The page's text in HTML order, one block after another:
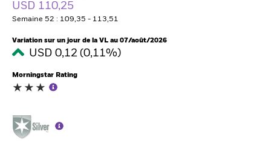
USD 110,25
Semaine 52 : 109,35 - 113,51
Variation sur un jour de la VL au 07/août/2026
USD 0,12 (0,11%)
Morningstar Rating